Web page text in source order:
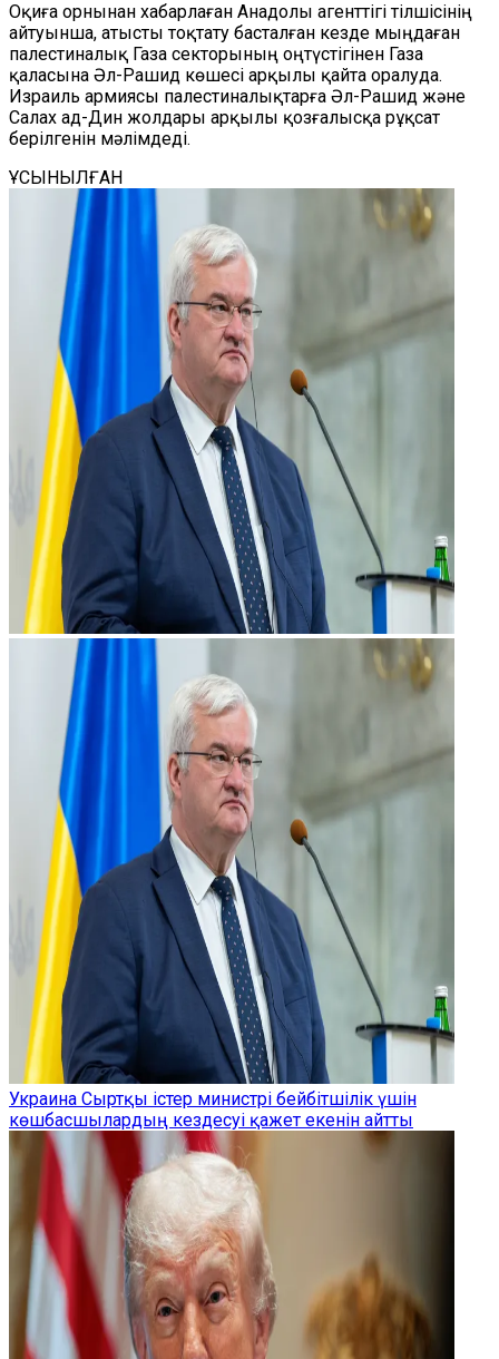
Оқиға орнынан хабарлаған Анадолы агенттігі тілшісінің
айтуынша, атысты тоқтату басталған кезде мыңдаған
палестиналық Газа секторының оңтүстігінен Газа
қаласына Әл-Рашид көшесі арқылы қайта оралуда.
Израиль армиясы палестиналықтарға Әл-Рашид және
Салах ад-Дин жолдары арқылы қозғалысқа рұқсат
берілгенін мәлімдеді.
ҰСЫНЫЛҒАН
Украина Сыртқы істер министрі бейбітшілік үшін
көшбасшылардың кездесуі қажет екенін айтты